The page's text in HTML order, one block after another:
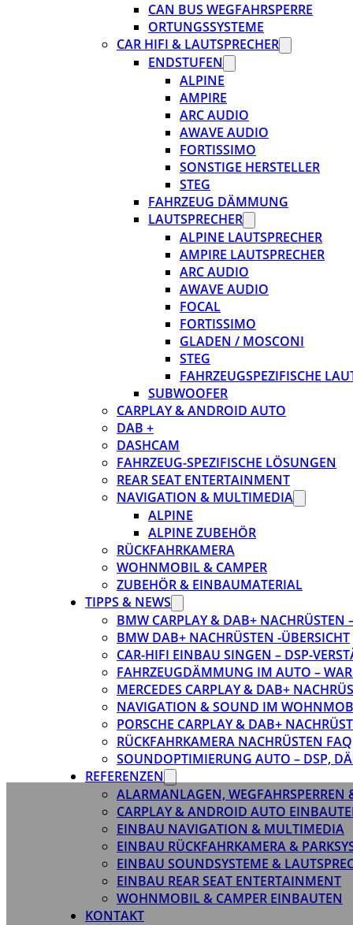
CAN BUS WEGFAHRSPERRE
ORTUNGSSYSTEME
CAR HIFI & LAUTSPRECHER
ENDSTUFEN
ALPINE
AMPIRE
ARC AUDIO
AWAVE AUDIO
FORTISSIMO
SONSTIGE HERSTELLER
STEG
FAHRZEUG DÄMMUNG
LAUTSPRECHER
ALPINE LAUTSPRECHER
AMPIRE LAUTSPRECHER
ARC AUDIO
AWAVE AUDIO
FOCAL
FORTISSIMO
GLADEN / MOSCONI
STEG
FAHRZEUGSPEZIFISCHE
SUBWOOFER
CARPLAY & ANDROID AUTO
DAB +
DASHCAM
FAHRZEUG-SPEZIFISCHE LÖSUNGEN
REAR SEAT ENTERTAINMENT
NAVIGATION & MULTIMEDIA
ALPINE
ALPINE ZUBEHÖR
RÜCKFAHRKAMERA
WOHNMOBIL & CAMPER
ZUBEHÖR & EINBAUMATERIAL
TIPPS & NEWS
BMW CARPLAY & DAB+ NACHRÜSTEN
BMW DAB+ NACHRÜSTEN -ÜBERSICHT
CAR-HIFI EINBAU SINGEN – DSP-
FAHRZEUGDÄMMUNG IM AUTO –
MERCEDES CARPLAY & DAB+
NAVIGATION & SOUND IM
PORSCHE CARPLAY & DAB+
RÜCKFAHRKAMERA NACHRÜSTEN FAQ
SOUNDOPTIMIERUNG AUTO – DSP,
REFERENZEN
ALARMANLAGEN, WEGFAHRSPERREN
CARPLAY & ANDROID AUTO
EINBAU NAVIGATION & MULTIMEDIA
EINBAU RÜCKFAHRKAMERA &
EINBAU SOUNDSYSTEME &
EINBAU REAR SEAT ENTERTAINMENT
WOHNMOBIL & CAMPER EINBAUTEN
KONTAKT